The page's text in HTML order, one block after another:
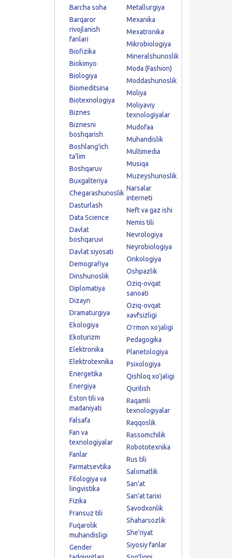
Barcha soha
Barqaror
rivojlanish
fanlari
Biofizika
Biokimyo
Biologiya
Biomeditsina
Biotexnologiya
Biznes
Biznesni
boshqarish
Boshlang'ich
ta'lim
Boshqaruv
Buxgalteriya
Chegarashunoslik
Dasturlash
Data Science
Davlat
boshqaruvi
Davlat siyosati
Demografiya
Dinshunoslik
Diplomatiya
Dizayn
Dramaturgiya
Ekologiya
Ekoturizm
Elektronika
Elektrotexnika
Energetika
Energiya
Eston tili va
madaniyati
Falsafa
Fan va
texnologiyalar
Fanlar
Farmatsevtika
Filologiya va
lingvistika
Fizika
Fransuz tili
Fuqarolik
muhandisligi
Gender
Metallurgiya
Mexanika
Mexatronika
Mikrobiologiya
Mineralshunoslik
Moda (Fashion)
Moddashunoslik
Moliya
Moliyaviy
texnologiyalar
Mudofaa
Muhandislik
Multimedia
Musiqa
Muzeyshunoslik
Narsalar
interneti
Neft va gaz ishi
Nemis tili
Nevrologiya
Neyrobiologiya
Onkologiya
Oshpazlik
Oziq-ovqat
sanoati
Oziq-ovqat
xavfsizligi
Oʻrmon xoʻjaligi
Pedagogika
Planetologiya
Psixologiya
Qishloq xo'jaligi
Qurilish
Raqamli
texnologiyalar
Raqqoslik
Rassomchilik
Robototexnika
Rus tili
Salomatlik
San'at
San'at tarixi
Savodxonlik
Shaharsozlik
She'riyat
Siyosiy fanlar